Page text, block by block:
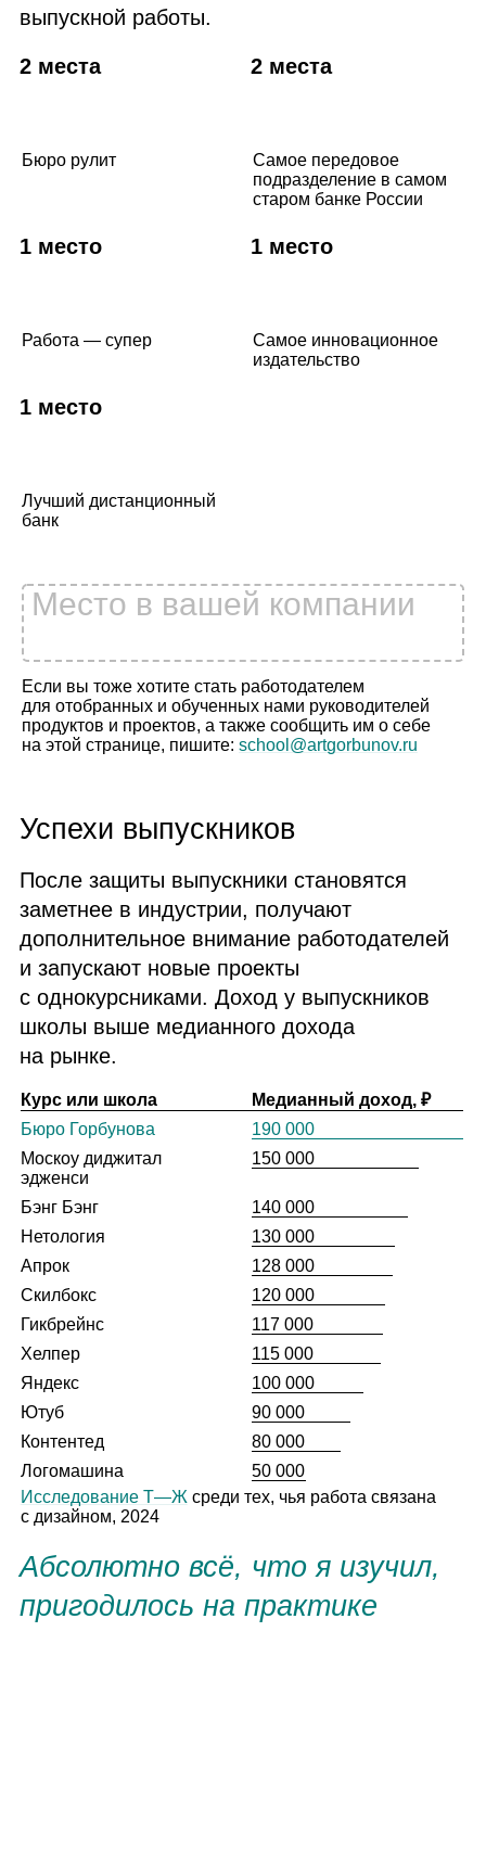
выпускной работы.
2 места
Бюро рулит
2 места
Самое передовое
подразделение в самом
старом банке России
1 место
Работа — супер
1 место
Самое инновационное
издательство
1 место
Лучший дистанционный
банк
Место в вашей компании
Если вы тоже хотите стать работодателем
для отобранных и обученных нами руководителей
продуктов и проектов, а также сообщить им о себе
на этой странице, пишите: school@artgorbunov.ru
Успехи выпускников
После защиты выпускники становятся
заметнее в индустрии, получают
дополнительное внимание работодателей
и запускают новые проекты
с однокурсниками. Доход у выпускников
школы выше медианного дохода
на рынке.
Курс или школа
Медианный доход, ₽
Бюро Горбунова
190 000
Москоу диджитал
эдженси
150 000
Бэнг Бэнг
140 000
Нетология
130 000
Апрок
128 000
Скилбокс
120 000
Гикбрейнс
117 000
Хелпер
115 000
Яндекс
100 000
Ютуб
90 000
Контентед
80 000
Логомашина
50 000
Исследование Т⁠—Ж среди тех, чья работа связана
с дизайном, 2024
Абсолютно всё, что я изучил,
пригодилось на практике